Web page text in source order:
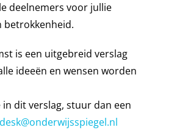
deelnemers voor jullie
betrokkenheid.
is een uitgebreid verslag
ideeën en wensen worden
dit verslag, stuur dan een